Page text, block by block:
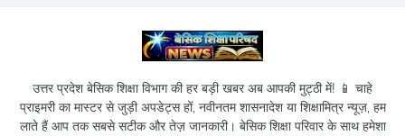
उत्तर प्रदेश बेसिक शिक्षा विभाग की हर बड़ी खबर अब आपकी मुट्ठी में! 📱 चाहे
प्राइमरी का मास्टर से जुड़ी अपडेट्स हों, नवीनतम शासनादेश या शिक्षामित्र न्यूज़, हम
लाते हैं आप तक सबसे सटीक और तेज़ जानकारी। बेसिक शिक्षा परिवार के साथ हमेशा